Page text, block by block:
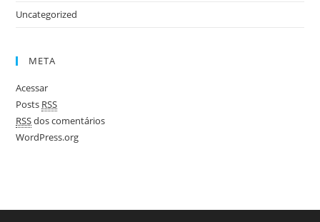
Uncategorized
META
Acessar
Posts RSS
RSSdos comentários
WordPress.org